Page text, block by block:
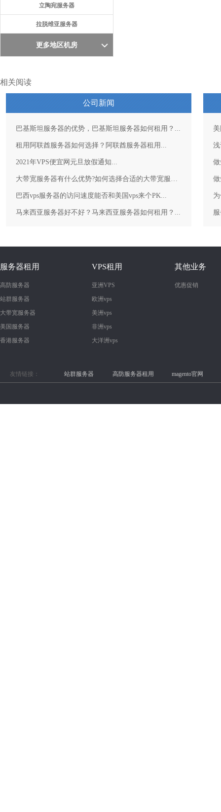
立陶宛服务器
拉脱维亚服务器
更多地区机房
相关阅读
公司新闻
巴基斯坦服务器的优势，巴基斯坦服务器如何租用？...
租用阿联酋服务器如何选择？阿联酋服务器租用...
2021年VPS便宜网元旦放假通知...
大带宽服务器有什么优势?如何选择合适的大带宽服务器？...
巴西vps服务器的访问速度能否和美国vps来个PK...
马来西亚服务器好不好？马来西亚服务器如何租用？...
服务器租用
高防服务器
站群服务器
大带宽服务器
美国服务器
香港服务器
VPS租用
亚洲VPS
欧洲vps
美洲vps
非洲vps
大洋洲vps
其他业务
优惠促销
友情链接： 站群服务器 高防服务器租用 magento官网